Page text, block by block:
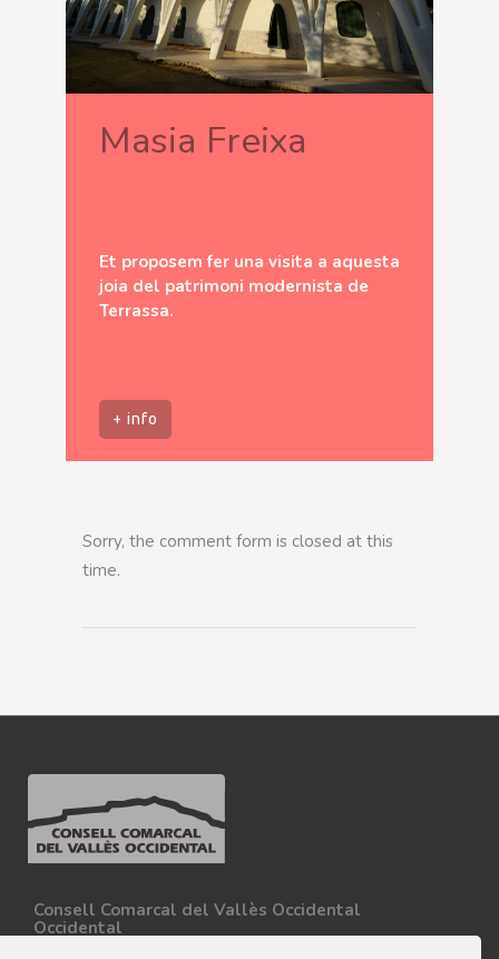
Masia Freixa
Et proposem fer una visita a aquesta
joia del patrimoni modernista de
Terrassa.
+ info
Sorry, the comment form is closed at this
time.
Consell Comarcal del Vallès Occidental
Occidental